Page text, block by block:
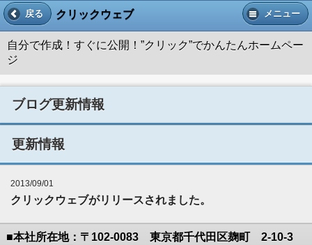
クリックウェブ
戻る メニュー
自分で作成！すぐに公開！”クリック”でかんたんホームペー
ジ
ブログ更新情報
更新情報
2013/09/01
クリックウェブがリリースされました。
■本社所在地：〒102-0083 東京都千代田区麹町 2-10-3